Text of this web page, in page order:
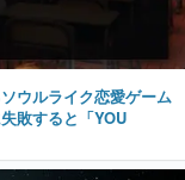
ウルライク恋愛ゲーム
敗すると「YOU